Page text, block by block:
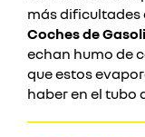
más dificultades
Coches de
echan humo de
que estos
haber en el tubo